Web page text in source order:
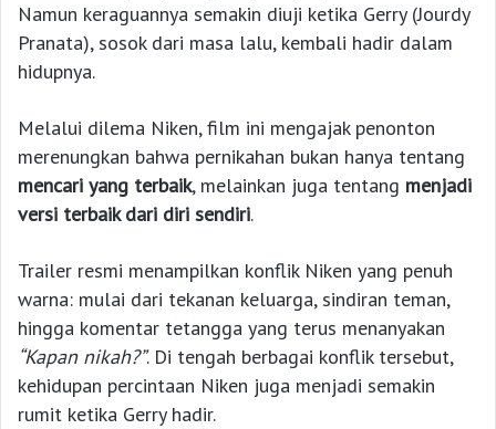
Namun keraguannya semakin diuji ketika Gerry (Jourdy
Pranata), sosok dari masa lalu, kembali hadir dalam
hidupnya.
Melalui dilema Niken, film ini mengajak penonton
merenungkan bahwa pernikahan bukan hanya tentang
mencari yang terbaik, melainkan juga tentang menjadi
versi terbaik dari diri sendiri.
Trailer resmi menampilkan konflik Niken yang penuh
warna: mulai dari tekanan keluarga, sindiran teman,
hingga komentar tetangga yang terus menanyakan
“Kapan nikah?”. Di tengah berbagai konflik tersebut,
kehidupan percintaan Niken juga menjadi semakin
rumit ketika Gerry hadir.